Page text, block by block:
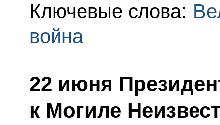
Ключевые слова:
война
22 июня
к Могиле